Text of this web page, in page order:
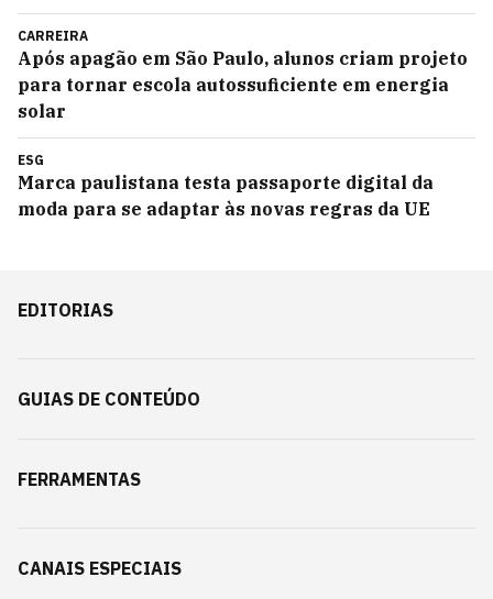
CARREIRA
Após apagão em São Paulo, alunos criam projeto
para tornar escola autossuficiente em energia
solar
ESG
Marca paulistana testa passaporte digital da
moda para se adaptar às novas regras da UE
EDITORIAS
GUIAS DE CONTEÚDO
FERRAMENTAS
CANAIS ESPECIAIS